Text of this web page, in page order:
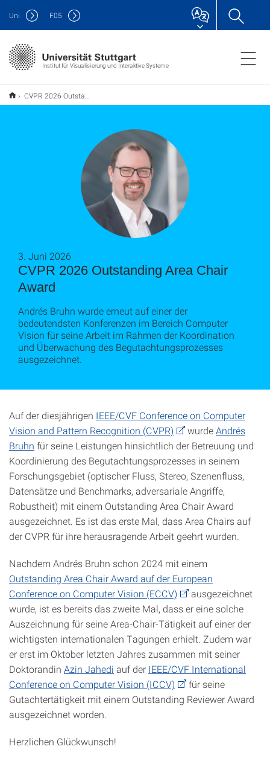
Institut für Visualisierung und Interaktive Systeme
Uni F05
CVPR 2026 Outstanding Area Chair Award
CVPR 2026 Outstanding Area Chair
Award
3. Juni 2026
Andrés Bruhn wurde erneut auf einer der
bedeutendsten Konferenzen im Bereich Computer
Vision für seine Arbeit im Rahmen der Koordination
und Überwachung des Begutachtungsprozesses
ausgezeichnet.
Auf der diesjährigen IEEE/CVF Conference on Computer
Vision and Pattern Recognition (CVPR)
wurdeAndrés
Bruhn für seine Leistungen hinsichtlich der Betreuung und
Koordinierung des Begutachtungsprozesses in seinem
Forschungsgebiet (optischer Fluss, Stereo, Szenenfluss,
Datensätze und Benchmarks, adversariale Angriffe,
Robustheit) mit einem Outstanding Area Chair Award
ausgezeichnet. Es ist das erste Mal, dass Area Chairs auf
der CVPR für ihre herausragende Arbeit geehrt wurden.
Nachdem Andrés Bruhn schon 2024 mit einem
Outstanding Area Chair Award auf der European
Conference on Computer Vision (ECCV)
ausgezeichnet
wurde, ist es bereits das zweite Mal, dass er eine solche
Auszeichnung für seine Area-Chair-Tätigkeit auf einer der
wichtigsten internationalen Tagungen erhielt. Zudem war
er erst im Oktober letzten Jahres zusammen mit seiner
Doktorandin Azin Jahedi auf der IEEE/CVF International
Conference on Computer Vision (ICCV)
für seine
Gutachtertätigkeit mit einem Outstanding Reviewer Award
ausgezeichnet worden.
Herzlichen Glückwunsch!